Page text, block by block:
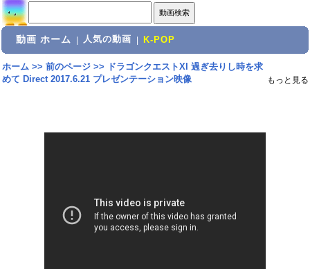
動画 ホーム 人気の動画 K-POP
ホーム>> 前のページ>>
ドラゴンクエストXI 過ぎ去りし時を求
めて Direct 2017.6.21 プレゼンテーション映像
もっと見る